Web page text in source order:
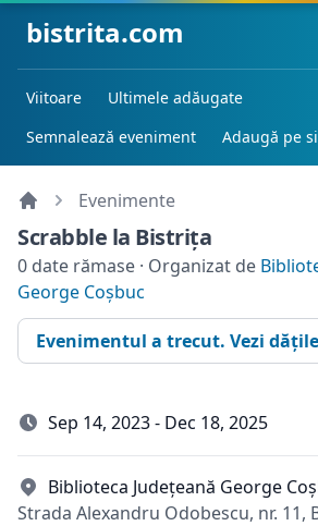
bistrita.com
Viitoare
Ultimele adăugate
Semnalează eveniment
Adaugă pe
Evenimente
Scrabble la Bistriţa
0 date rămase · Organizat de
George Coșbuc
Evenimentul a trecut. Vezi
Sep 14, 2023 - Dec 18, 2025
Biblioteca Județeană George
Strada Alexandru Odobescu, nr. 11,